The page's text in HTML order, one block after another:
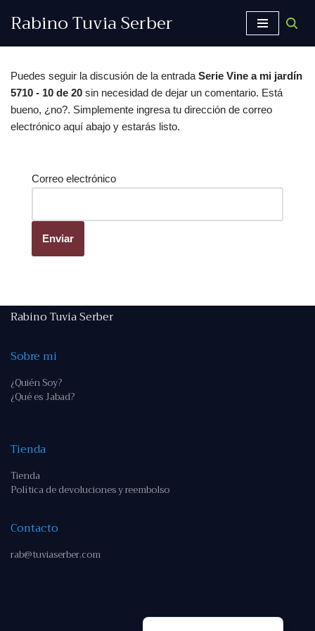
contenido
Rabino Tuvia Serber
Puedes seguir la discusión de la entrada Serie Vine a mi jardín
5710 - 10 de 20 sin necesidad de dejar un comentario. Está
bueno, ¿no?. Simplemente ingresa tu dirección de correo
electrónico aquí abajo y estarás listo.
Correo electrónico
Rabino Tuvia Serber
Sobre mi
¿Quién Soy?
¿Qué es Jabad?
Tienda
Tienda
Política de devoluciones y reembolso
Contacto
rab@tuviaserber.com